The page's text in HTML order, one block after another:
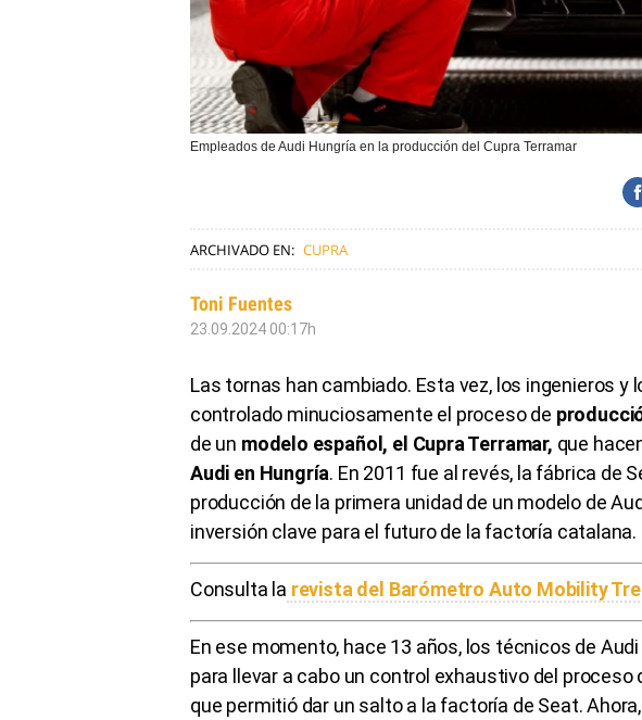
Empleados de Audi Hungría en la producción del Cupra Terramar
ARCHIVADO EN: CUPRA
Toni Fuentes
23.09.2024 00:17h
Las tornas han cambiado. Esta vez, los ingenieros y
controlado minuciosamente el proceso de
de un modelo español, el Cupra Terramar, que
Audi en Hungría. En 2011 fue al revés, la fábrica de
producción de la primera unidad de un modelo de
inversión clave para el futuro de la factoría catalana.
Consulta la revista del Barómetro Auto Mobility
En ese momento, hace 13 años, los técnicos de
para llevar a cabo un control exhaustivo del proceso
que permitió dar un salto a la factoría de Seat.